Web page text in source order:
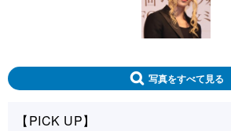
写真をすべて見る
【PICK UP】